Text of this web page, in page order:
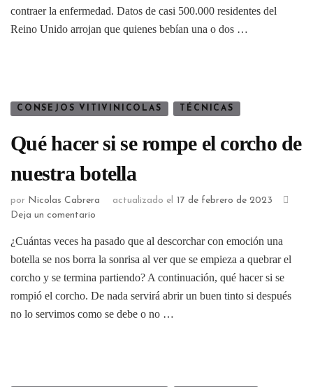
contraer la enfermedad. Datos de casi 500.000 residentes del
Reino Unido arrojan que quienes bebían una o dos …
CONSEJOS VITIVINICOLAS TÉCNICAS
Qué hacer si se rompe el corcho de
nuestra botella
por Nicolas Cabrera actualizado el 17 de febrero de 2023
Deja un comentario
¿Cuántas veces ha pasado que al descorchar con emoción una
botella se nos borra la sonrisa al ver que se empieza a quebrar el
corcho y se termina partiendo? A continuación, qué hacer si se
rompió el corcho. De nada servirá abrir un buen tinto si después
no lo servimos como se debe o no …